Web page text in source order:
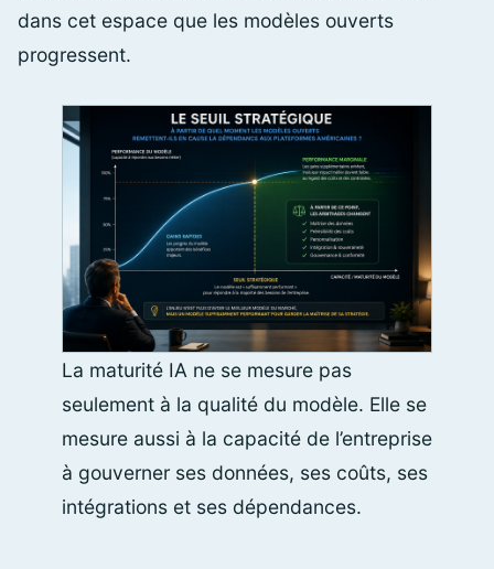
dans cet espace que les modèles ouverts
progressent.
La maturité IA ne se mesure pas
seulement à la qualité du modèle. Elle se
mesure aussi à la capacité de l’entreprise
à gouverner ses données, ses coûts, ses
intégrations et ses dépendances.